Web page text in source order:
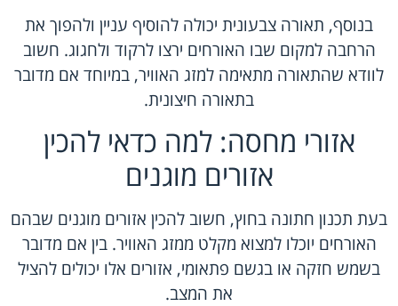
בנוסף, תאורה צבעונית יכולה להוסיף עניין ולהפוך את
הרחבה למקום שבו האורחים ירצו לרקוד ולחגוג. חשוב
לוודא שהתאורה מתאימה למזג האוויר, במיוחד אם מדובר
בתאורה חיצונית.
אזורי מחסה: למה כדאי להכין
אזורים מוגנים
בעת תכנון חתונה בחוץ, חשוב להכין אזורים מוגנים שבהם
האורחים יוכלו למצוא מקלט ממזג האוויר. בין אם מדובר
בשמש חזקה או בגשם פתאומי, אזורים אלו יכולים להציל
את המצב.